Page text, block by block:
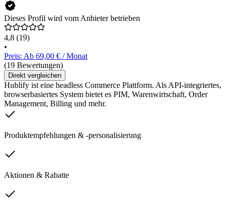
Dieses Profil wird vom Anbieter betrieben
4,8 (19)
•
Preis: Ab 69,00 € / Monat
(19 Bewertungen)
Direkt vergleichen
Hublify ist eine headless Commerce Plattform. Als API-integriertes,
browserbasiertes System bietet es PIM, Warenwirtschaft, Order
Management, Billing und mehr.
Produktempfehlungen & -personalisierung
Aktionen & Rabatte